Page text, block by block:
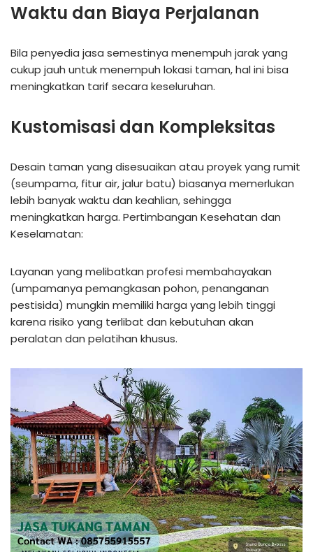
Waktu dan Biaya Perjalanan
Bila penyedia jasa semestinya menempuh jarak yang
cukup jauh untuk menempuh lokasi taman, hal ini bisa
meningkatkan tarif secara keseluruhan.
Kustomisasi dan Kompleksitas
Desain taman yang disesuaikan atau proyek yang rumit
(seumpama, fitur air, jalur batu) biasanya memerlukan
lebih banyak waktu dan keahlian, sehingga
meningkatkan harga. Pertimbangan Kesehatan dan
Keselamatan:
Layanan yang melibatkan profesi membahayakan
(umpamanya pemangkasan pohon, penanganan
pestisida) mungkin memiliki harga yang lebih tinggi
karena risiko yang terlibat dan kebutuhan akan
peralatan dan pelatihan khusus.